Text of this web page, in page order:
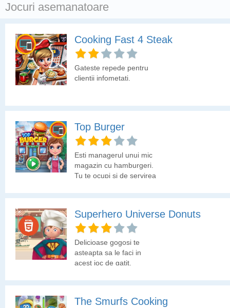
Jocuri asemanatoare
Cooking Fast 4 Steak
Gateste repede pentru
clientii infometati.
Top Burger
Esti managerul unui mic
magazin cu hamburgeri.
Tu te ocupi si de servirea
cat mai repede. Crezi ca
poti?
Superhero Universe Donuts
Delicioase gogosi te
asteapta sa le faci in
acest joc de gatit.
The Smurfs Cooking